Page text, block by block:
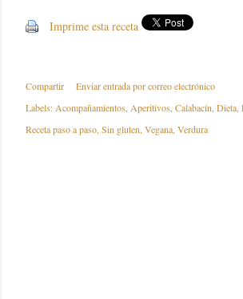
Imprime esta receta
Compartir
Enviar entrada por correo electrónico
Labels: Acompañamientos Aperitivos Calabacín Dieta
Receta paso a paso Sin gluten Vegana Verdura